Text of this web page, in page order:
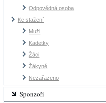
Odpovědná osoba
Ke stažení
Muži
Kadetky
Žáci
Žákyně
Nezařazeno
Sponzoři